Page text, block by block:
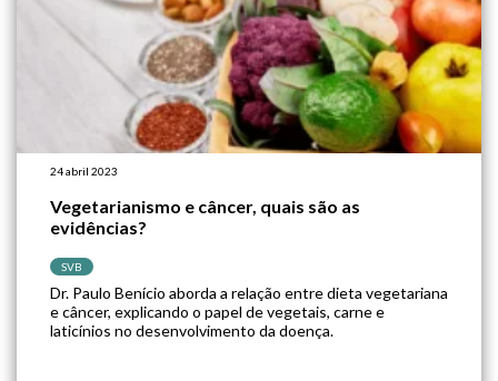
24 abril 2023
Vegetarianismo e câncer, quais são as
evidências?
SVB
Dr. Paulo Benício aborda a relação entre dieta vegetariana
e câncer, explicando o papel de vegetais, carne e
laticínios no desenvolvimento da doença.